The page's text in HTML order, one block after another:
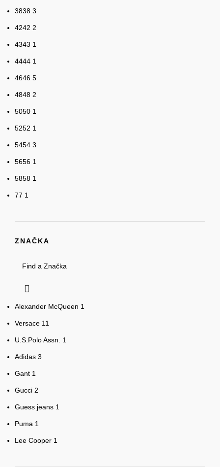
3838 3
4242 2
4343 1
4444 1
4646 5
4848 2
5050 1
5252 1
5454 3
5656 1
5858 1
77 1
ZNAČKA
Alexander McQueen 1
Versace 11
U.S.Polo Assn. 1
Adidas 3
Gant 1
Gucci 2
Guess jeans 1
Puma 1
Lee Cooper 1